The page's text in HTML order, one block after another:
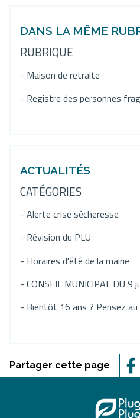
DANS LA MÊME
RUBRIQUE
- Maison de retraite
- Registre des personnes
ACTUALITÉS
CATÉGORIES
- Alerte crise sécheresse
- Révision du PLU
- Horaires d'été de la mairie
- CONSEIL MUNICIPAL DU 9
- Bientôt 16 ans ? Pensez
Partager cette page